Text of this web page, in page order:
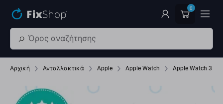
0
Αρχική Ανταλλακτικά Apple Apple Watch Apple Watch 3 38